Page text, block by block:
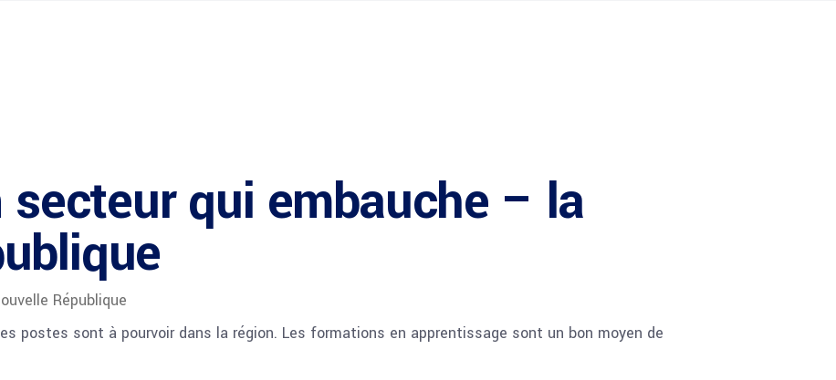
qui embauche – la
République
postes sont à pourvoir dans la région. Les formations en apprentissage sont un bon moyen de